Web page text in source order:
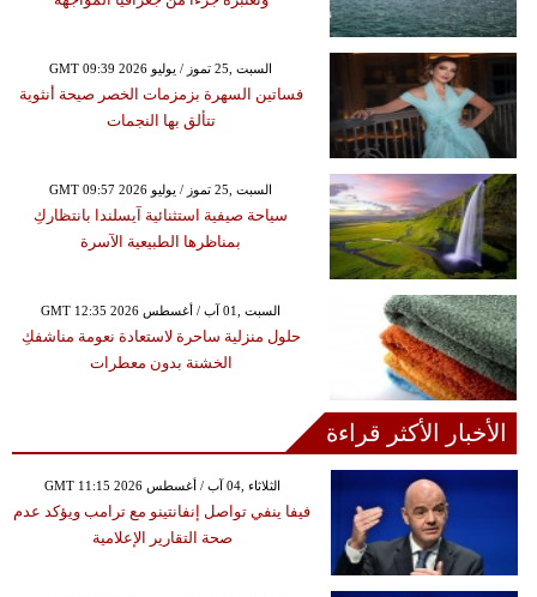
GMT 09:39 2026 السبت ,25 تموز / يوليو
فساتين السهرة بزمزمات الخصر صيحة أنثوية
تتألق بها النجمات
GMT 09:57 2026 السبت ,25 تموز / يوليو
سياحة صيفية استثنائية آيسلندا بانتظاركِ
بمناظرها الطبيعية الآسرة
GMT 12:35 2026 السبت ,01 آب / أغسطس
حلول منزلية ساحرة لاستعادة نعومة مناشفكِ
الخشنة بدون معطرات
الأخبار الأكثر قراءة
GMT 11:15 2026 الثلاثاء ,04 آب / أغسطس
فيفا ينفي تواصل إنفانتينو مع ترامب ويؤكد عدم
صحة التقارير الإعلامية